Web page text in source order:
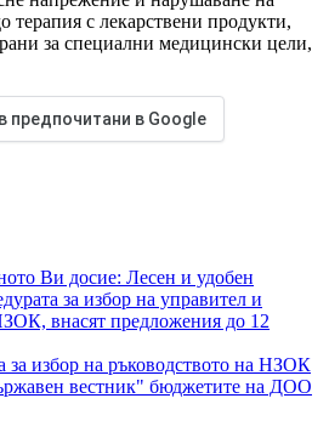
терапия с лекарствени продукти,
за специални медицински цели,
предпочитани в Google
Ви досие: Лесен и удобен
за избор на управител и
внасят предложения до 12
за избор на ръководството на НЗОК
вестник" бюджетите на ДОО